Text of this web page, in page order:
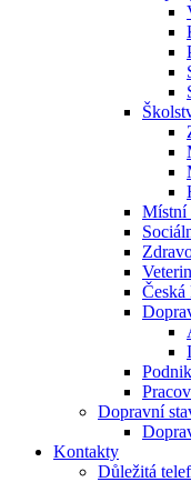
Místní
Česká
Dopravní
Kontakty
Důležitá